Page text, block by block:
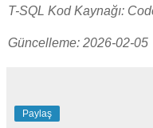
T-SQL Kod Kaynağı:
Güncelleme: 2026-02-05
Paylaş